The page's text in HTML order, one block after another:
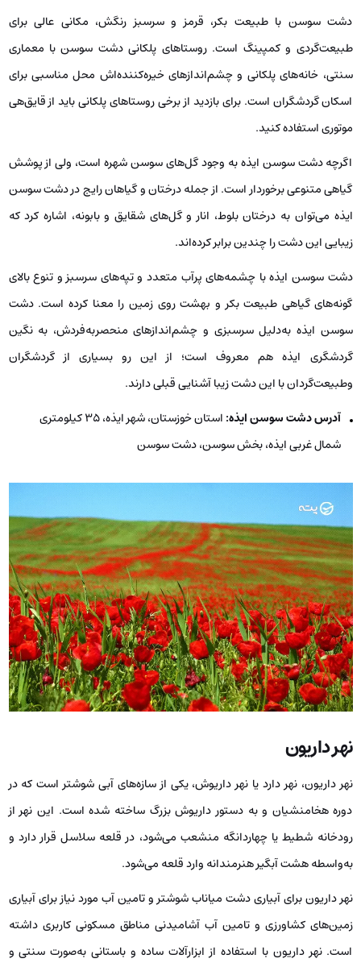
دشت سوسن با طبیعت بکر، قرمز و سرسبز رنگش، مکانی عالی برای
طبیعت‌گردی و کمپینگ است. روستاهای پلکانی دشت سوسن با معماری
سنتی، خانه‌های پلکانی و چشم‌اندازهای خیره‌کننده‌اش محل مناسبی برای
اسکان گردشگران است. برای بازدید از برخی روستاهای پلکانی باید از قایق‌هی
موتوری استفاده کنید.
اگرچه دشت سوسن ایذه به وجود گل‌های سوسن شهره است، ولی از پوشش
گیاهی متنوعی برخوردار است. از جمله درختان و گیاهان رایج در دشت سوسن
ایذه می‌توان به درختان بلوط، انار و گل‌های شقایق و بابونه، اشاره کرد که
زیبایی این دشت را چندین برابر کرده‌اند.
دشت سوسن ایذه با چشمه‌های پرآب متعدد و تپه‌های سرسبز و تنوع بالای
گونه‌های گیاهی طبیعت بکر و بهشت روی زمین را معنا کرده است. دشت
سوسن ایذه به‌دلیل سرسبزی و چشم‌اندازهای منحصربه‌فردش، به نگین
گردشگری ایذه هم معروف است؛ از این رو بسیاری از گردشگران
وطبیعت‌گردان با این دشت زیبا آشنایی قبلی دارند.
آدرس دشت سوسن ایذه:
استان خوزستان، شهر ایذه، ۳۵ کیلومتری
شمال غربی ایذه، بخش سوسن، دشت سوسن
نهر داریون
نهر داریون، نهر دارد یا نهر داریوش، یکی از سازه‌های آبی شوشتر است که در
دوره هخامنشیان و به دستور داریوش بزرگ ساخته شده است. این نهر از
رودخانه شطیط یا چهاردانگه منشعب می‌شود، در قلعه سلاسل قرار دارد و
به‌واسطه هشت آبگیر هنرمندانه وارد قلعه می‌شود.
نهر داریون برای آبیاری دشت میاناب شوشتر و تامین آب مورد نیاز برای آبیاری
زمین‌های کشاورزی و تامین آب آشامیدنی مناطق مسکونی کاربری داشته
است. نهر داریون با استفاده از ابزارآلات ساده و باستانی به‌صورت سنتی و